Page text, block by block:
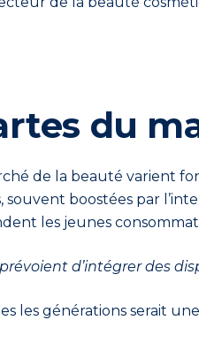
du
de la beauté varient
boostées par
les jeunes
d’intégrer des
les générations serait